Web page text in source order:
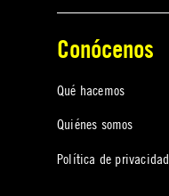
Conócenos
Qué hacemos
Quiénes somos
Política de privacidad